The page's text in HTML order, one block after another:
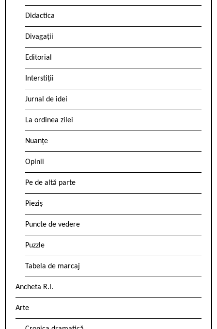
Didactica
Divagații
Editorial
Interstiții
Jurnal de idei
La ordinea zilei
Nuanțe
Opinii
Pe de altă parte
Pieziș
Puncte de vedere
Puzzle
Tabela de marcaj
Ancheta R.l.
Arte